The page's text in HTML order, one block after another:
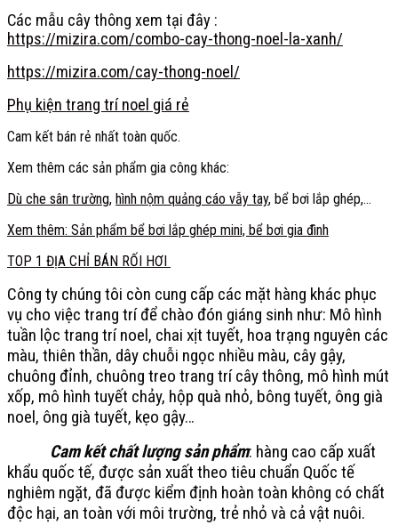
Các mẫu cây thông xem tại đây :
https://mizira.com/combo-cay-thong-noel-la-xanh/
https://mizira.com/cay-thong-noel/
Phụ kiện trang trí noel giá rẻ
Cam kết bán rẻ nhất toàn quốc.
Xem thêm các sản phẩm gia công khác:
Dù che sân trường, hình nộm quảng cáo vẫy tay, bể bơi lắp ghép,…
Xem thêm: Sản phẩm bể bơi lắp ghép mini, bể bơi gia đình
TOP 1 ĐỊA CHỈ BÁN RỐI HƠI
Công ty chúng tôi còn cung cấp các mặt hàng khác phục
vụ cho việc trang trí để chào đón giáng sinh như: Mô hình
tuần lộc trang trí noel, chai xịt tuyết, hoa trạng nguyên các
màu, thiên thần, dây chuỗi ngọc nhiều màu, cây gậy,
chuông đỉnh, chuông treo trang trí cây thông, mô hình mút
xốp, mô hình tuyết chảy, hộp quà nhỏ, bông tuyết, ông già
noel, ông già tuyết, kẹo gậy…
Cam kết chất lượng sản phẩm: hàng cao cấp xuất
khẩu quốc tế, được sản xuất theo tiêu chuẩn Quốc tế
nghiêm ngặt, đã được kiểm định hoàn toàn không có chất
độc hại, an toàn với môi trường, trẻ nhỏ và cả vật nuôi.